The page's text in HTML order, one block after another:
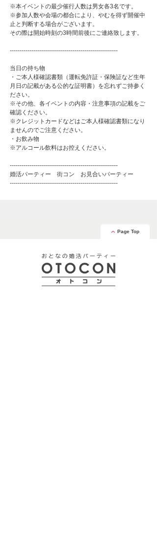
※本イベントの最少催行人数は男女各3名です。
※参加人数や会場の都合により、やむを得ず開催中
止と判断する場合がございます。
その際は開始時刻の3時間前後にご連絡致します。
-------------------------------------------------------
当日の持ち物
・ご本人様確認書類（運転免許証・保険証など生年
月日の記載がある公的な証明書）を忘れずご持参く
ださい。
※その他、各イベントの内容・注意事項の記載をご
確認ください。
※クレジットカードなどはご本人様確認書類になり
ませんのでご注意ください。
・お飲み物
※アルコール飲料はお控えください。
-------------------------------------------------------
婚活パーティー 街コン お見合いパーティー
-------------------------------------------------------
Page Top